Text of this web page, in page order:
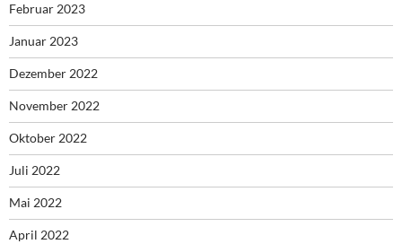
Februar 2023
Januar 2023
Dezember 2022
November 2022
Oktober 2022
Juli 2022
Mai 2022
April 2022